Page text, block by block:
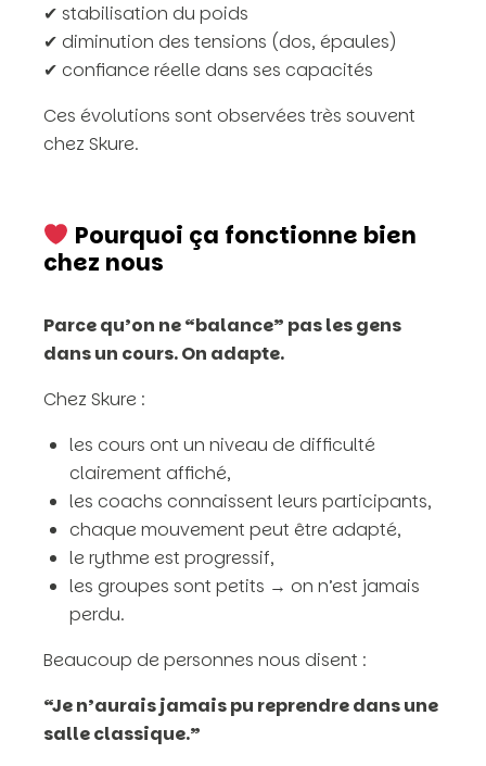
✔ stabilisation du poids
✔ diminution des tensions (dos, épaules)
✔ confiance réelle dans ses capacités
Ces évolutions sont observées très souvent
chez Skure.
Pourquoi ça fonctionne bien
chez nous
Parce qu’on ne “balance” pas les gens
dans un cours. On adapte.
Chez Skure :
les cours ont un niveau de difficulté
clairement affiché,
les coachs connaissent leurs participants,
chaque mouvement peut être adapté,
le rythme est progressif,
les groupes sont petits → on n’est jamais
perdu.
Beaucoup de personnes nous disent :
“Je n’aurais jamais pu reprendre dans une
salle classique.”